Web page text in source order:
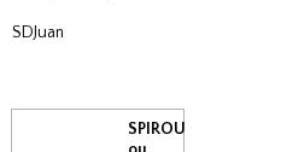
SDJuan
SPIROU